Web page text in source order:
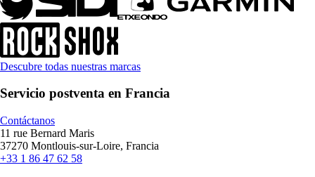
Descubre todas nuestras marcas
Servicio postventa en Francia
Contáctanos
11 rue Bernard Maris
37270 Montlouis-sur-Loire, Francia
+33 1 86 47 62 58